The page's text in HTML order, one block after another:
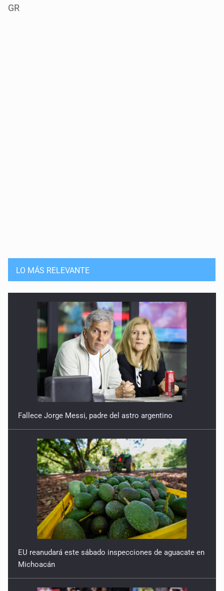
GR
LO MÁS RELEVANTE
Fallece Jorge Messi, padre del astro argentino
EU reanudará este sábado inspecciones de aguacate en
Michoacán